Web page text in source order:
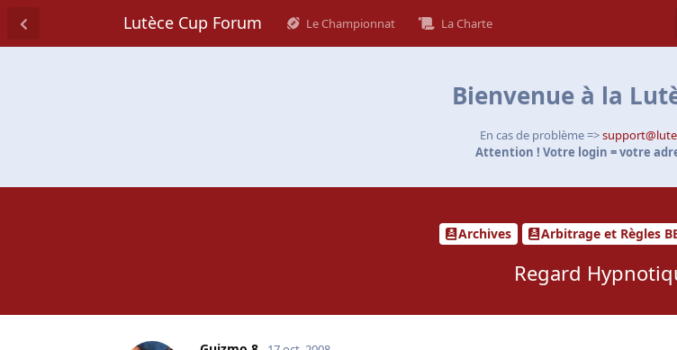
Lutèce Cup Forum Le Championnat La Charte
Bienvenue à la
En cas de problème =>
Attention ! Votre login = votre
Archives Arbitrage et Règles
Regard